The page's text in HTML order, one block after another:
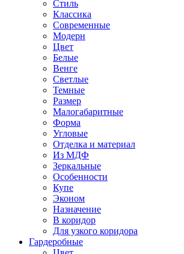
Стиль
Классика
Современные
Модерн
Цвет
Белые
Венге
Светлые
Темные
Размер
Малогабаритные
Форма
Угловые
Отделка и материал
Из МДФ
Зеркальные
Особенности
Купе
Эконом
Назначение
В коридор
Для узкого коридора
Гардеробные